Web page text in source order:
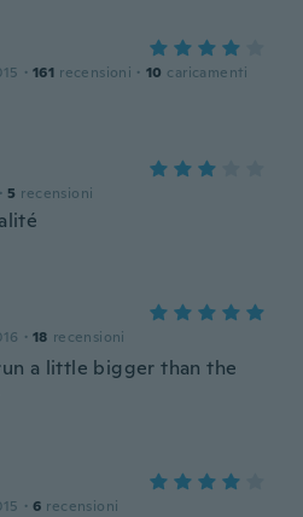
· 161 recensioni · 10 caricamenti
· 5 recensioni
· 18 recensioni
a little bigger than the
· 6 recensioni